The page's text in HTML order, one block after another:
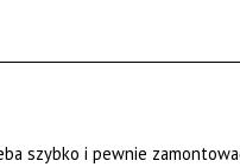
szybko i pewnie